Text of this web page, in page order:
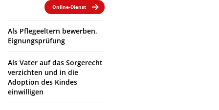
Online-Dienst
Als Pflegeeltern bewerben,
Eignungsprüfung
Als Vater auf das Sorgerecht
verzichten und in die
Adoption des Kindes
einwilligen